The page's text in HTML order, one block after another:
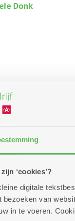
‘cookies’?
digitale
bezoeken van
in te voeren.
Donk
in thema
inwoner van